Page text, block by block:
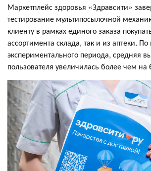
Маркетплейс здоровья «Здравсити»
тестирование мультипосылочной
клиенту в рамках единого заказа
ассортимента склада, так и из аптеки. По
экспериментального периода, средняя
пользователя увеличилась более чем на